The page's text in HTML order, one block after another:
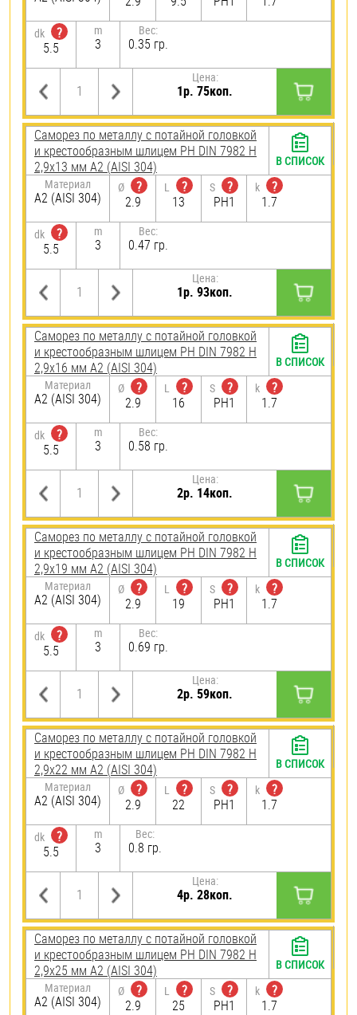
dk
?
5.5
m
3
Вес:
0.35 гр.
Цена:
1р. 75коп.
Саморез по металлу с потайной головкой
и крестообразным шлицем PH DIN 7982 H
2,9х13 мм А2 (AISI 304)
Материал
А2 (AISI 304)
Ø
?
2.9
L
?
13
S
?
PH1
k
?
1.7
dk
?
5.5
m
3
Вес:
0.47 гр.
Цена:
1р. 93коп.
В СПИСОК
Саморез по металлу с потайной головкой
и крестообразным шлицем PH DIN 7982 H
2,9х16 мм А2 (AISI 304)
Материал
А2 (AISI 304)
Ø
?
2.9
L
?
16
S
?
PH1
k
?
1.7
dk
?
5.5
m
3
Вес:
0.58 гр.
Цена:
2р. 14коп.
В СПИСОК
Саморез по металлу с потайной головкой
и крестообразным шлицем PH DIN 7982 H
2,9х19 мм А2 (AISI 304)
Материал
А2 (AISI 304)
Ø
?
2.9
L
?
19
S
?
PH1
k
?
1.7
dk
?
5.5
m
3
Вес:
0.69 гр.
Цена:
2р. 59коп.
В СПИСОК
Саморез по металлу с потайной головкой
и крестообразным шлицем PH DIN 7982 H
2,9х22 мм А2 (AISI 304)
Материал
А2 (AISI 304)
Ø
?
2.9
L
?
22
S
?
PH1
k
?
1.7
dk
?
5.5
m
3
Вес:
0.8 гр.
Цена:
4р. 28коп.
В СПИСОК
Саморез по металлу с потайной головкой
и крестообразным шлицем PH DIN 7982 H
2,9х25 мм А2 (AISI 304)
Материал
А2 (AISI 304)
Ø
?
2.9
L
?
25
S
?
PH1
k
?
1.7
В СПИСОК